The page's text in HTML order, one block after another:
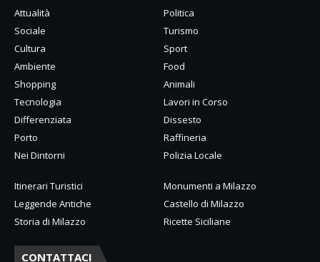
Attualità
Politica
Sociale
Turismo
Cultura
Sport
Ambiente
Food
Shopping
Animali
Tecnologia
Lavori in Corso
Differenziata
Dissesto
Porto
Raffineria
Nei Dintorni
Polizia Locale
Itinerari Turistici
Monumenti a Milazzo
Leggende Antiche
Castello di Milazzo
Storia di Milazzo
Ricette Siciliane
CONTATTACI